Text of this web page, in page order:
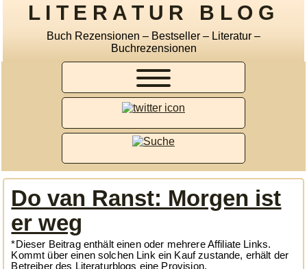
LITERATUR BLOG
Buch Rezensionen – Bestseller – Literatur –
Buchrezensionen
Do van Ranst: Morgen ist
er weg
*Dieser Beitrag enthält einen oder mehrere Affiliate Links.
Kommt über einen solchen Link ein Kauf zustande, erhält der
Betreiber des Literaturblogs eine Provision.